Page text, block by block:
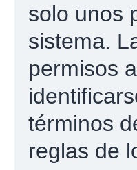
solo unos
sistema.
permisos
términos
reglas de